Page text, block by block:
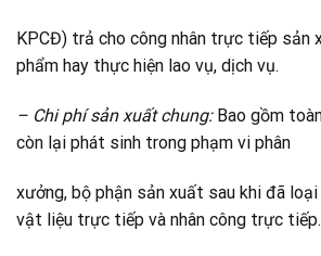
KPCĐ) trả cho công nhân trực tiếp sản
phẩm hay thực hiện lao vụ, dịch vụ.
– Chi phí sản xuất chung: Bao gồm
còn lại phát sinh trong phạm vi phân
xưởng, bộ phận sản xuất sau khi đã
vật liệu trực tiếp và nhân công trực tiếp.